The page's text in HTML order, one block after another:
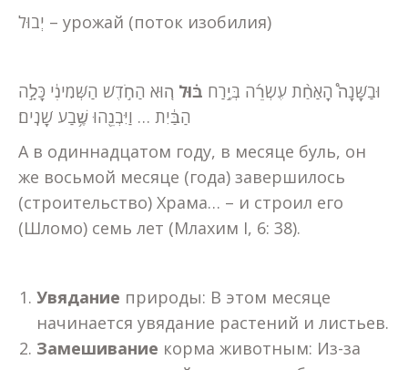
יְבוּל – урожай (поток изобилия)
וּבַשָּׁנָה֩ הָאַחַ֨ת עֶשְׂרֵ֜ה בְּיֶ֣רַח בּ֗וּל ה֚וּא הַחֹ֣דֶשׁ הַשְּׁמִינִ֔י כָּלָ֣ה
הַבַּ֔יִת … וַיִּבְנֵ֖הוּ שֶׁ֥בַע שָׁנִֽים׃
А в одиннадцатом году, в месяце буль, он
же восьмой месяце (года) завершилось
(строительство) Храма… – и строил его
(Шломо) семь лет (Млахим I, 6: 38).
Увядание природы: В этом месяце
начинается увядание растений и листьев.
Замешивание корма животным: Из-за